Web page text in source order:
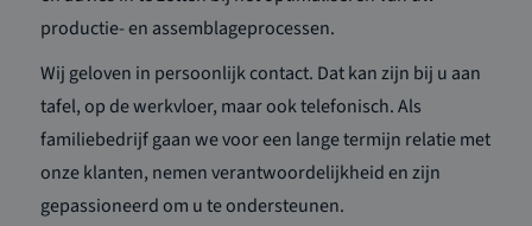
productie- en assemblageprocessen.
Wij geloven in persoonlijk contact. Dat kan zijn bij u aan
tafel, op de werkvloer, maar ook telefonisch. Als
familiebedrijf gaan we voor een lange termijn relatie met
onze klanten, nemen verantwoordelijkheid en zijn
gepassioneerd om u te ondersteunen.